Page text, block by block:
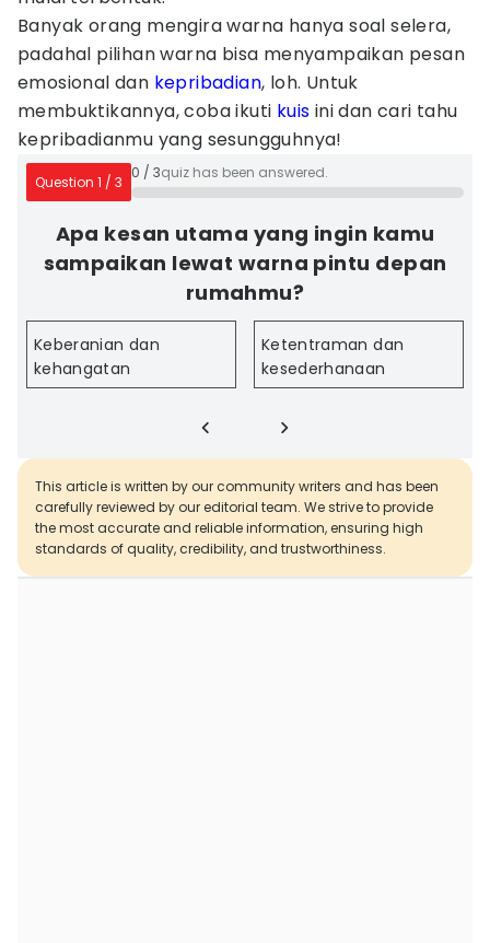
Banyak orang mengira warna hanya soal selera,
padahal pilihan warna bisa menyampaikan pesan
emosional dan kepribadian, loh. Untuk
membuktikannya, coba ikuti kuis ini dan cari tahu
kepribadianmu yang sesungguhnya!
Question 1 / 3
0 / 3quiz has been answered.
Apa kesan utama yang ingin kamu
sampaikan lewat warna pintu depan
rumahmu?
Keberanian dan
kehangatan
Ketentraman dan
kesederhanaan
This article is written by our community writers and has been
carefully reviewed by our editorial team. We strive to provide
the most accurate and reliable information, ensuring high
standards of quality, credibility, and trustworthiness.